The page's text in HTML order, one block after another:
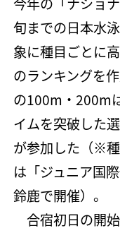
旬までの日本水
象に種目ごとに
のランキングを
の100m・200m
イムを突破した
が参加した（※
は「ジュニア国
鈴鹿で開催）。
合宿初日の開